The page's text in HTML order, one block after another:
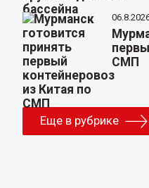
СМП
Еще в рубрике